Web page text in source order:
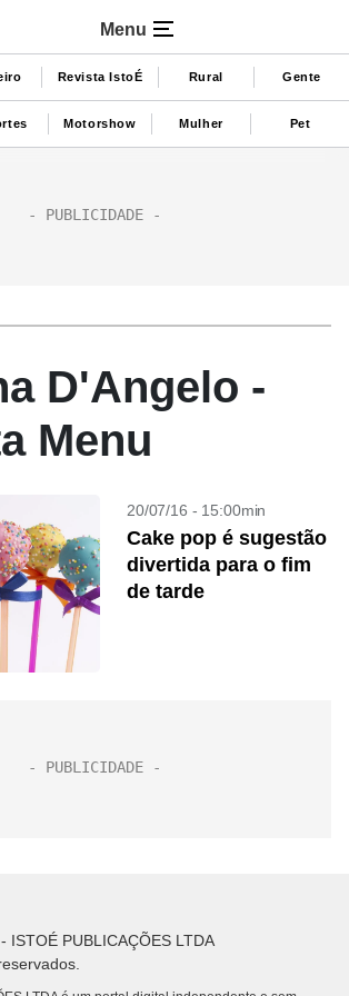
Menu
Revista IstoÉ Rural Gente
Motorshow Mulher Pet
D'Angelo -
Menu
20/07/16 - 15:00min
Cake pop é sugestão
divertida para o fim
de tarde
ISTOÉ PUBLICAÇÕES LTDA